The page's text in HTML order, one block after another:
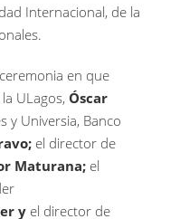
Internacional, de la
en que
ULagos, Óscar
y Universia, Banco
el director de
Maturana; el
y el director de